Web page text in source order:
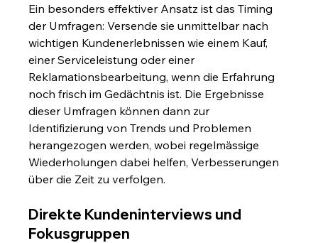
Ein besonders effektiver Ansatz ist das Timing
der Umfragen: Versende sie unmittelbar nach
wichtigen Kundenerlebnissen wie einem Kauf,
einer Serviceleistung oder einer
Reklamationsbearbeitung, wenn die Erfahrung
noch frisch im Gedächtnis ist. Die Ergebnisse
dieser Umfragen können dann zur
Identifizierung von Trends und Problemen
herangezogen werden, wobei regelmässige
Wiederholungen dabei helfen, Verbesserungen
über die Zeit zu verfolgen.
Direkte Kundeninterviews und
Fokusgruppen